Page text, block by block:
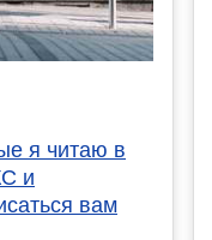
я читаю в
и
вам